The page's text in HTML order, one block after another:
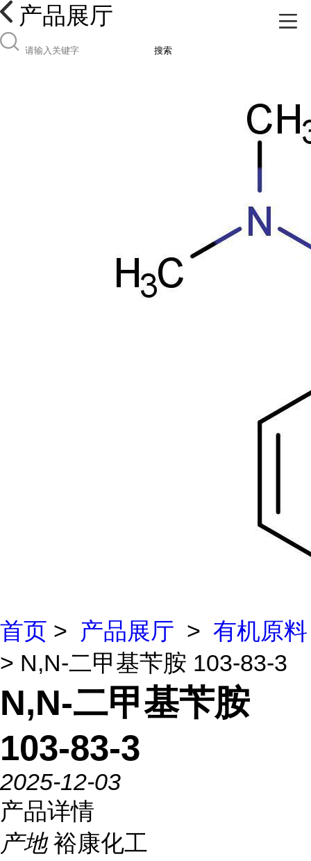
产品展厅
搜索
首页 > 产品展厅 > 有机原料
> N,N-二甲基苄胺 103-83-3
N,N-二甲基苄胺
103-83-3
2025-12-03
产品详情
产地 裕康化工